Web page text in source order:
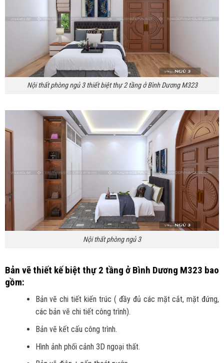
Nội thất phòng ngủ 3 thiết biệt thự 2 tầng ở Bình Dương M323
Nội thất phòng ngủ 3
Bản vẽ thiết kế biệt thự 2 tầng ở Bình Dương M323 bao
gồm:
Bản vẽ chi tiết kiến trúc ( đầy đủ các mặt cắt, mặt đứng,
các bản vẽ chi tiết công trình).
Bản vẽ kết cấu công trình.
Hình ảnh phối cảnh 3D ngoại thất.